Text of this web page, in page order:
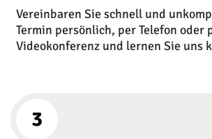
Vereinbaren Sie schnell und
Termin persönlich, per Telefon oder
Videokonferenz und lernen Sie uns
3